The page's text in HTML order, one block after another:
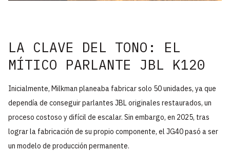
LA CLAVE DEL TONO: EL
MÍTICO PARLANTE JBL K120
Inicialmente, Milkman planeaba fabricar solo 50 unidades, ya que
dependía de conseguir parlantes JBL originales restaurados, un
proceso costoso y difícil de escalar. Sin embargo, en 2025, tras
lograr la fabricación de su propio componente, el JG40 pasó a ser
un modelo de producción permanente.